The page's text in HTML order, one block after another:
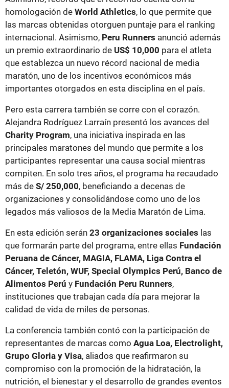
homologación de World Athletics, lo que permite que
las marcas obtenidas otorguen puntaje para el ranking
internacional. Asimismo, Peru Runners anunció además
un premio extraordinario de US$ 10,000 para el atleta
que establezca un nuevo récord nacional de media
maratón, uno de los incentivos económicos más
importantes otorgados en esta disciplina en el país.
Pero esta carrera también se corre con el corazón.
Alejandra Rodríguez Larraín presentó los avances del
Charity Program, una iniciativa inspirada en las
principales maratones del mundo que permite a los
participantes representar una causa social mientras
compiten. En solo tres años, el programa ha recaudado
más de S/ 250,000, beneficiando a decenas de
organizaciones y consolidándose como uno de los
legados más valiosos de la Media Maratón de Lima.
En esta edición serán 23 organizaciones sociales las
que formarán parte del programa, entre ellas Fundación
Peruana de Cáncer, MAGIA, FLAMA, Liga Contra el
Cáncer, Teletón, WUF, Special Olympics Perú, Banco de
Alimentos Perú y Fundación Peru Runners,
instituciones que trabajan cada día para mejorar la
calidad de vida de miles de personas.
La conferencia también contó con la participación de
representantes de marcas como Agua Loa, Electrolight,
Grupo Gloria y Visa, aliados que reafirmaron su
compromiso con la promoción de la hidratación, la
nutrición, el bienestar y el desarrollo de grandes eventos